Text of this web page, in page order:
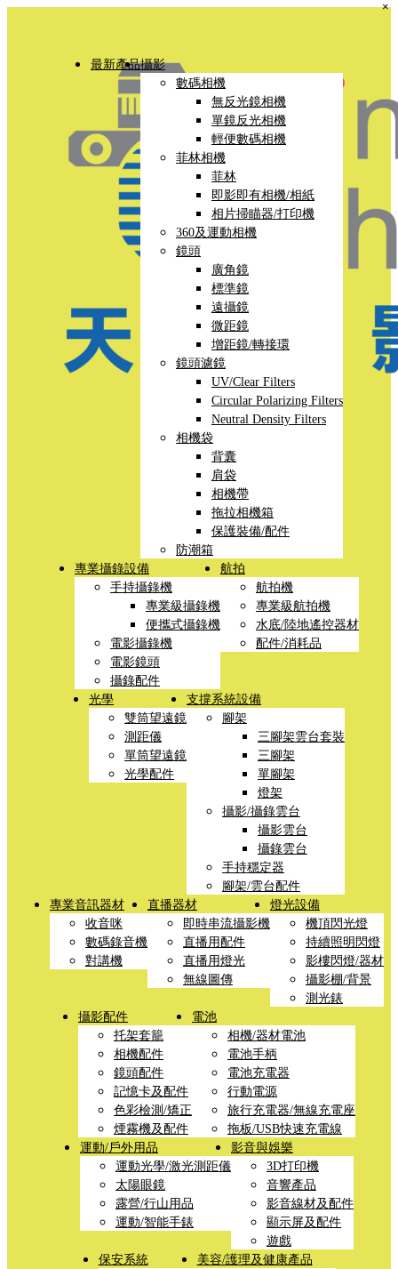
最新產品攝影
數碼相機
無反光鏡相機
單鏡反光相機
輕便數碼相機
菲林相機
菲林
即影即有相機/相紙
相片掃瞄器/打印機
360及運動相機
鏡頭
廣角鏡
標準鏡
遠攝鏡
微距鏡
增距鏡/轉接環
鏡頭濾鏡
UV/Clear Filters
Circular Polarizing Filters
Neutral Density Filters
相機袋
背囊
肩袋
相機帶
拖拉相機箱
保護裝備/配件
防潮箱
專業攝錄設備
手持攝錄機
專業級攝錄機
便攜式攝錄機
電影攝錄機
電影鏡頭
攝錄配件
航拍
航拍機
專業級航拍機
水底/陸地遙控器材
配件/消耗品
光學
雙筒望遠鏡
測距儀
單筒望遠鏡
光學配件
支撐系統設備
腳架
三腳架雲台套裝
三腳架
單腳架
燈架
攝影/攝錄雲台
攝影雲台
攝錄雲台
手持穩定器
腳架/雲台配件
專業音訊器材
收音咪
數碼錄音機
對講機
直播器材
即時串流攝影機
直播用配件
直播用燈光
無線圖傳
燈光設備
機頂閃光燈
持續照明閃燈
影樓閃燈/器材
攝影棚/背景
測光錶
攝影配件
托架套籠
相機配件
鏡頭配件
記憶卡及配件
色彩檢測/矯正
煙霧機及配件
電池
相機/器材電池
電池手柄
電池充電器
行動電源
旅行充電器/無線充電座
拖板/USB快速充電線
運動/戶外用品
運動光學/激光測距儀
太陽眼鏡
露營/行山用品
運動/智能手錶
影音與娛樂
3D打印機
音響產品
影音線材及配件
顯示屏及配件
遊戲
保安系統
美容/護理及健康產品
×